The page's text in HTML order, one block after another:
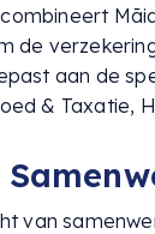
de
aan de
& Taxatie,
van